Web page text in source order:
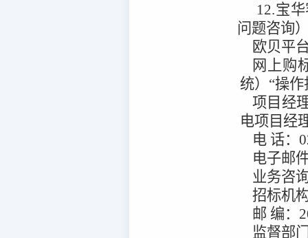
12.宝
问题咨询
欧贝平
网上购
统）“操作
项目经
电项目经
电 话：
电子邮
业务咨
招标机
邮 编：
监督部